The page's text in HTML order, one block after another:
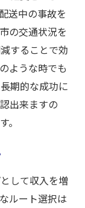
送中の事故を
の交通状況を
することで効
ような時でも
期的な成功に
出来ますの
。
して収入を増
ルート選択は